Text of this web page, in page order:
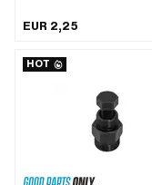
EUR 2,25
HOT